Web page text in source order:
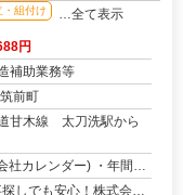
・組付け …全て表示
円
補助業務等
前町
甘木線 太刀洗駅から
間休日125日（年末年始、GW、お盆の長期休暇があります）
で、新しい一歩を踏み出してみませんか？☆未経験の方大歓迎！先輩スタッ...